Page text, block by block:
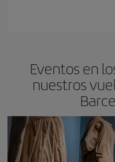
Eventos en
nuestros